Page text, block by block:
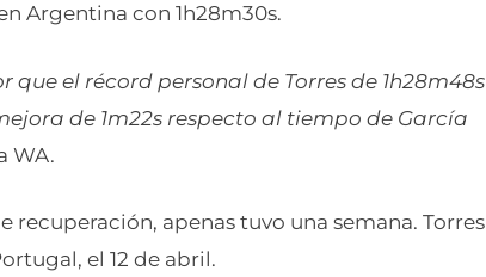
Argentina con 1h28m30s.
el récord personal de Torres de 1h28m48s
de 1m22s respecto al tiempo de García
WA.
recuperación, apenas tuvo una semana. Torres
el 12 de abril.